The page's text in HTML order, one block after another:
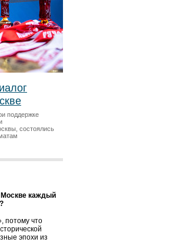
поддержке
состоялись
Москве каждый
потому что
эпохи из